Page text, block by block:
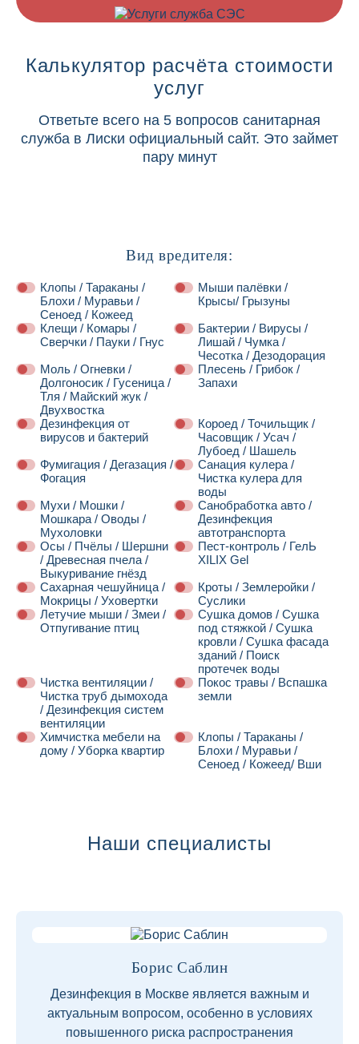
Калькулятор расчёта стоимости
услуг
Ответьте всего на 5 вопросов санитарная
служба в Лиски официальный сайт. Это займет
пару минут
Вид вредителя:
Клопы / Тараканы /
Блохи / Муравьи /
Сеноед / Кожеед
Мыши палёвки /
Крысы/ Грызуны
Клещи / Комары /
Сверчки / Пауки / Гнус
Бактерии / Вирусы /
Лишай / Чумка /
Чесотка / Дезодорация
Моль / Огневки /
Долгоносик / Гусеница /
Тля / Майский жук /
Двухвостка
Плесень / Грибок /
Запахи
Дезинфекция от
вирусов и бактерий
Короед / Точильщик /
Часовщик / Усач /
Лубоед / Шашель
Фумигация / Дегазация /
Фогация
Санация кулера /
Чистка кулера для
воды
Мухи / Мошки /
Мошкара / Оводы /
Мухоловки
Санобработка авто /
Дезинфекция
автотранспорта
Осы / Пчёлы / Шершни
/ Древесная пчела /
Выкуривание гнёзд
Пест-контроль / ГелЬ
XILIX Gel
Сахарная чешуйница /
Мокрицы / Уховертки
Кроты / Землеройки /
Суслики
Летучие мыши / Змеи /
Отпугивание птиц
Сушка домов / Сушка
под стяжкой / Сушка
кровли / Сушка фасада
зданий / Поиск
протечек воды
Чистка вентиляции /
Чистка труб дымохода
/ Дезинфекция систем
вентиляции
Покос травы / Вспашка
земли
Химчистка мебели на
дому / Уборка квартир
Клопы / Тараканы /
Блохи / Муравьи /
Сеноед / Кожеед/ Вши
Наши специалисты
Борис Саблин
Дезинфекция в Москве является важным и
актуальным вопросом, особенно в условиях
повышенного риска распространения